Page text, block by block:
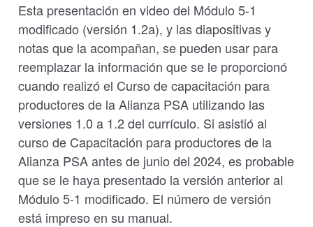
Esta presentación en video del Módulo 5-1
modificado (versión 1.2a), y las diapositivas y
notas que la acompañan, se pueden usar para
reemplazar la información que se le proporcionó
cuando realizó el Curso de capacitación para
productores de la Alianza PSA utilizando las
versiones 1.0 a 1.2 del currículo. Si asistió al
curso de Capacitación para productores de la
Alianza PSA antes de junio del 2024, es probable
que se le haya presentado la versión anterior al
Módulo 5-1 modificado. El número de versión
está impreso en su manual.